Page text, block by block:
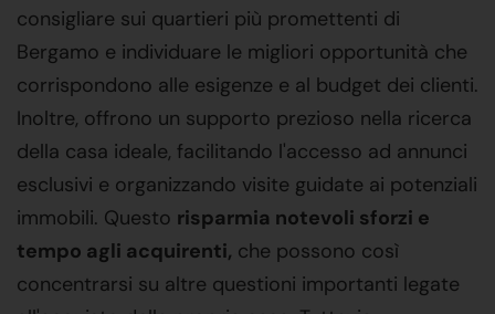
consigliare sui quartieri più promettenti di
Bergamo e individuare le migliori opportunità che
corrispondono alle esigenze e al budget dei clienti.
Inoltre, offrono un supporto prezioso nella ricerca
della casa ideale, facilitando l'accesso ad annunci
esclusivi e organizzando visite guidate ai potenziali
immobili. Questo risparmia notevoli sforzi e
tempo agli acquirenti, che possono così
concentrarsi su altre questioni importanti legate